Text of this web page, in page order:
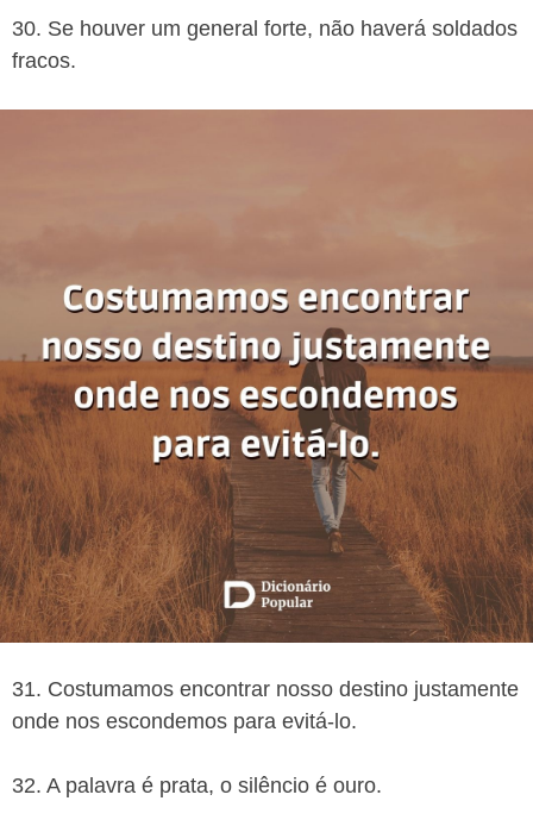
30. Se houver um general forte, não haverá soldados
fracos.
31. Costumamos encontrar nosso destino justamente
onde nos escondemos para evitá-lo.
32. A palavra é prata, o silêncio é ouro.